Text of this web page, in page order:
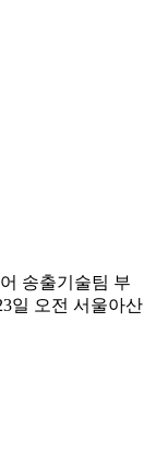
송출기술팀 부
일 오전 서울아산